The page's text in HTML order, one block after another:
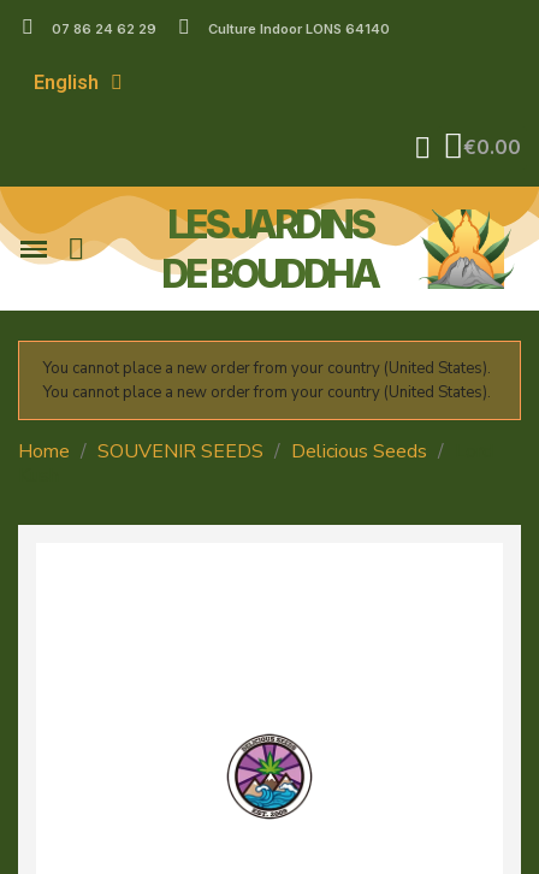
07 86 24 62 29 Culture Indoor LONS 64140
English
€0.00
LES JARDINS
DE BOUDDHA
You cannot place a new order from your country (United States).
You cannot place a new order from your country (United States).
Home SOUVENIR SEEDS Delicious Seeds